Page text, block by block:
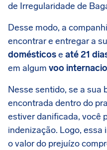
de Irregularidade de
Desse modo, a
encontrar e entregar a
domésticose até 21
em algum voo
Nesse sentido, se a sua
encontrada dentro do
estiver danificada, você
indenização. Logo,
o valor do prejuízo